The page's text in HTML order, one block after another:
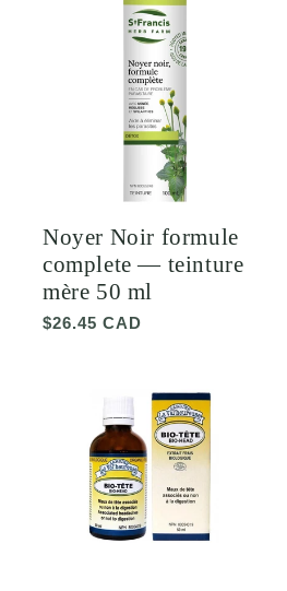
Noyer Noir formule
complete — teinture
mère 50 ml
Prix
$26.45 CAD